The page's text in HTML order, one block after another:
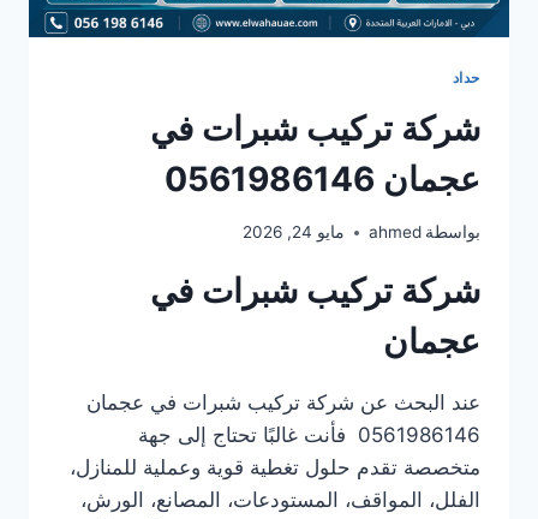
حداد
شركة تركيب شبرات في
عجمان 0561986146
بواسطة ahmed مايو 24, 2026
شركة تركيب شبرات في
عجمان
عند البحث عن شركة تركيب شبرات في عجمان
0561986146 فأنت غالبًا تحتاج إلى جهة
متخصصة تقدم حلول تغطية قوية وعملية للمنازل،
الفلل، المواقف، المستودعات، المصانع، الورش،